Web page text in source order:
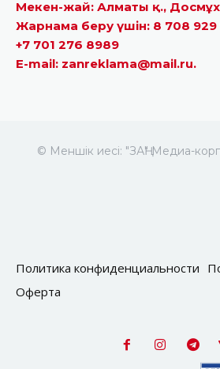
Мекен-жай: Алматы қ.,
Жарнама беру үшін: 8 708 929
+7 701 276 8989
E-mail: zanreklama@mail.ru.
© Меншік иесі: "ЗАҢ" Медиа-
Политика конфиденциальности
Оферта